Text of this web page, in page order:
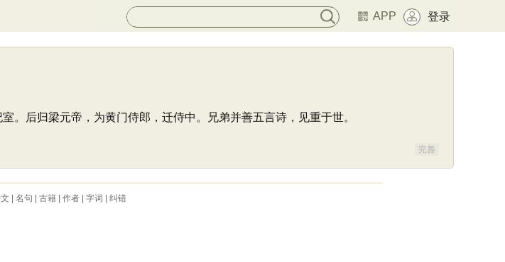
APP 登录
。后归梁元帝，为黄门侍郎，迁侍中。兄弟并善五言诗，见重于世。
完善
名句 古籍| 作者| 字词 纠错